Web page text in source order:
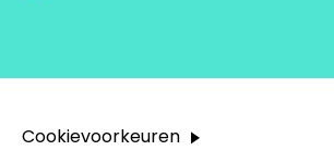
Cookievoorkeuren